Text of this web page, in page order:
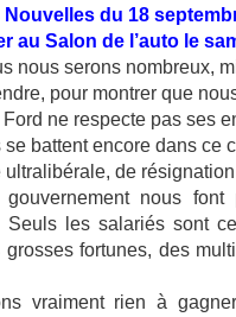
Nouvelles du 18
au Salon de l’auto le
nous serons nombreux,
pour montrer que
ne respecte pas ses
battent encore dans ce
ultralibérale, de
gouvernement nous
Seuls les salariés sont
fortunes, des
vraiment rien à